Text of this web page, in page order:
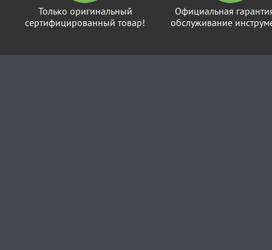
Только оригинальный
сертифицированный товар!
Официальная
обслуживание